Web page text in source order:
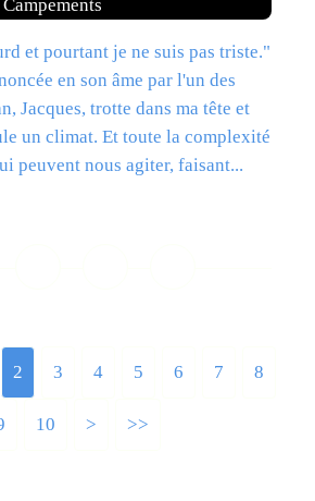
et pourtant je ne suis pas triste."
en son âme par l'un des
Jacques, trotte dans ma tête et
un climat. Et toute la complexité
peuvent nous agiter, faisant...
2 3 4 5 6 7 8
10 20
> >>